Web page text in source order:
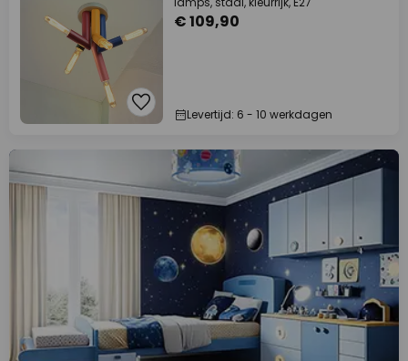
€ 109,90
Levertijd: 6 - 10 werkdagen